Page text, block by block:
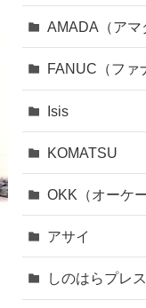
AMADA（アマ
FANUC（ファ
Isis
KOMATSU
OKK（オーケ
アサイ
しのはらプレ